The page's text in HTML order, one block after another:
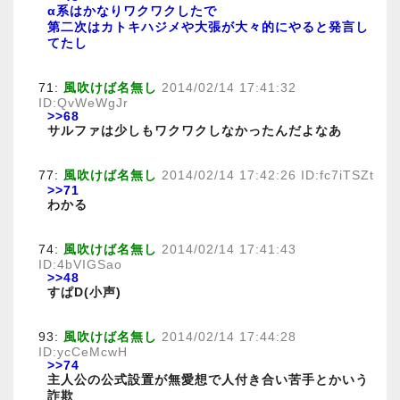
α系はかなりワクワクしたで
第二次はカトキハジメや大張が大々的にやると発言し
てたし
71: 風吹けば名無し 2014/02/14 17:41:32
ID:QvWeWgJr
>>68
サルファは少しもワクワクしなかったんだよなあ
77: 風吹けば名無し 2014/02/14 17:42:26 ID:fc7iTSZt
>>71
わかる
74: 風吹けば名無し 2014/02/14 17:41:43
ID:4bVIGSao
>>48
すぱD(小声)
93: 風吹けば名無し 2014/02/14 17:44:28
ID:ycCeMcwH
>>74
主人公の公式設置が無愛想で人付き合い苦手とかいう
詐欺